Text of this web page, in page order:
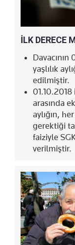
İLK DERECE
yaşlılık
edilmiştir.
arasında
aylığın,
gerektiği
faiziyle
verilmiştir.